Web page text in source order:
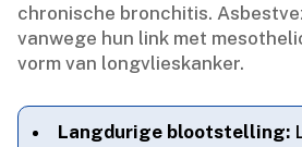
chronische bronchitis.​
vanwege hun link met
vorm van longvlieskanker.​
Langdurige blootstelling: